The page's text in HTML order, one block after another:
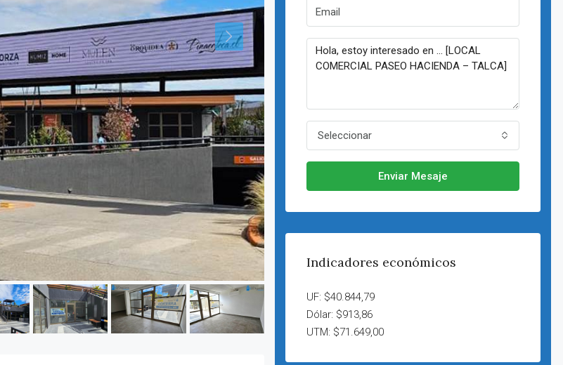
Seleccionar
Enviar Mesaje
Indicadores económicos
UF: $40.844,79
Dólar: $913,86
UTM: $71.649,00